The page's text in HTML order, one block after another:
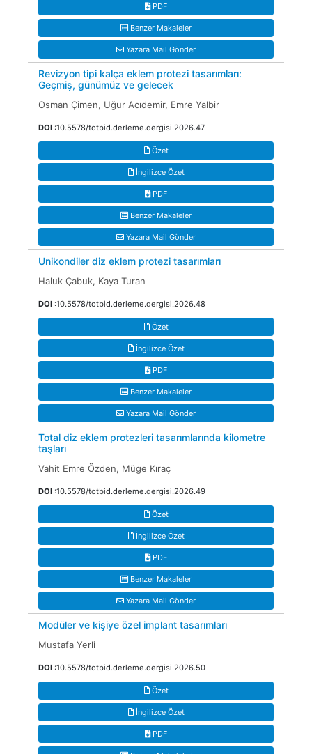
PDF
Benzer Makaleler
Yazara Mail Gönder
Revizyon tipi kalça eklem protezi tasarımları:
Geçmiş, günümüz ve gelecek
Osman Çimen, Uğur Acıdemir, Emre Yalbir
DOI :10.5578/totbid.derleme.dergisi.2026.47
Özet
İngilizce Özet
PDF
Benzer Makaleler
Yazara Mail Gönder
Unikondiler diz eklem protezi tasarımları
Haluk Çabuk, Kaya Turan
DOI :10.5578/totbid.derleme.dergisi.2026.48
Özet
İngilizce Özet
PDF
Benzer Makaleler
Yazara Mail Gönder
Total diz eklem protezleri tasarımlarında kilometre
taşları
Vahit Emre Özden, Müge Kıraç
DOI :10.5578/totbid.derleme.dergisi.2026.49
Özet
İngilizce Özet
PDF
Benzer Makaleler
Yazara Mail Gönder
Modüler ve kişiye özel implant tasarımları
Mustafa Yerli
DOI :10.5578/totbid.derleme.dergisi.2026.50
Özet
İngilizce Özet
PDF